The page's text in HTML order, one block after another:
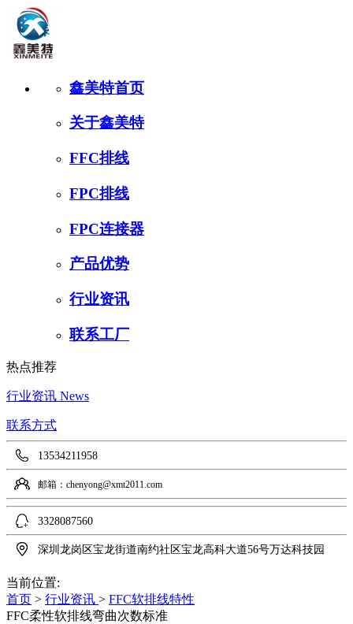
鑫美特首页
关于鑫美特
FFC排线
FPC排线
FPC连接器
产品优势
行业资讯
联系工厂
热点推荐
行业资讯 News
联系方式
13534211958
邮箱：chenyong@xmt2011.com
3328087560
深圳龙岗区宝龙街道南约社区宝龙高科大道56号万达科技园
当前位置:
首页 > 行业资讯 > FFC软排线特性
FFC柔性软排线弯曲次数标准